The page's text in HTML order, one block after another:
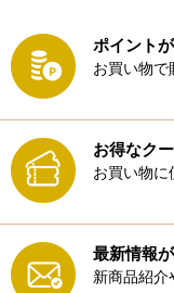
ポイント
お買い物で
お得なク
お買い物に
最新情報
新商品紹介